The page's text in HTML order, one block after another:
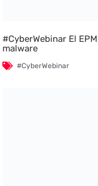
#CyberWebinar El
malware
#CyberWebinar